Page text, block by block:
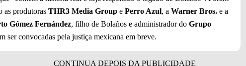
as produtoras THR3 Media Group e Perro Azul, a Warner Bros. e a
Gómez Fernández, filho de Bolaños e administrador do Grupo
ser convocadas pela justiça mexicana em breve.